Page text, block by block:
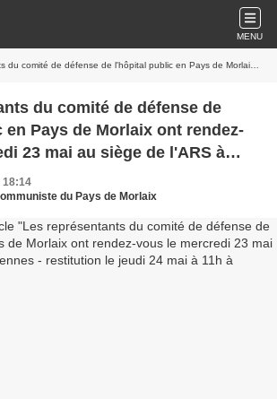
MENU
public en Pays de Morlaix ont rendez-vous le mercredi 23 mai au siège de l'ARS à Rennes - restitution le jeudi 24 mai à 11h à l'hôpital
du comité de défense de
en Pays de Morlaix ont rendez-
23 mai au siège de l'ARS à
le jeudi 24 mai à 11h à
18:14
du Pays de Morlaix